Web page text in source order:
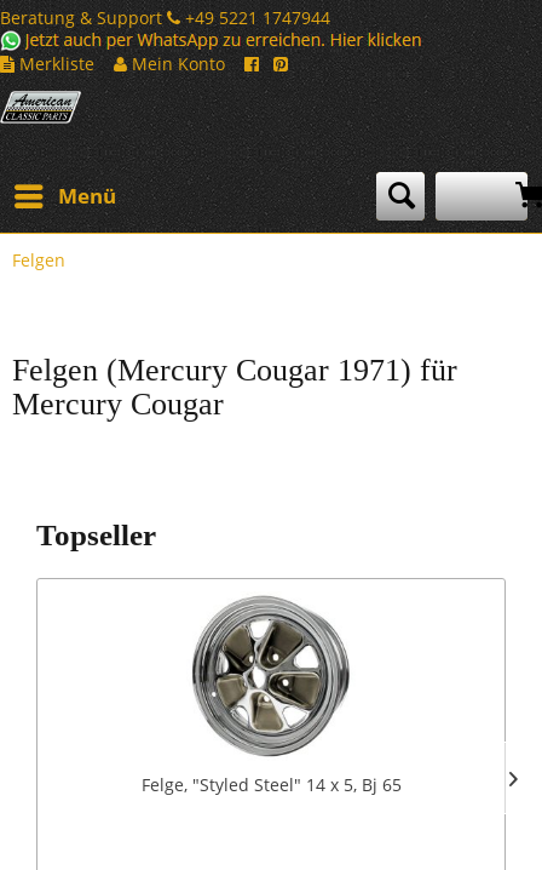
Beratung & Support
+49 5221 1747944
Merkliste
Mein Konto
Menü
Felgen
Felgen (Mercury Cougar 1971) für
Mercury Cougar
Topseller
Felge, "Styled Steel" 14 x 5, Bj 65